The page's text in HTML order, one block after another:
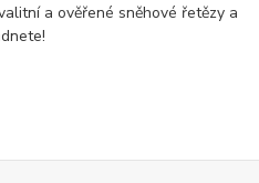
a ověřené sněhové řetězy a